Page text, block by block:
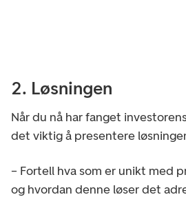
2. Løsningen
Når du nå har fanget
det viktig å presentere
– Fortell hva som er unikt med
og hvordan denne løser det